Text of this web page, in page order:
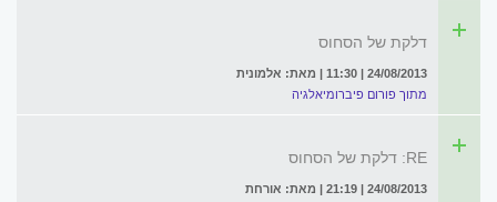
דלקת של הסחוס
24/08/2013 | 11:30 | מאת: אלמונית
מתוך פורום פיברומיאלגיה
RE: דלקת של הסחוס
24/08/2013 | 21:19 | מאת: אורחת